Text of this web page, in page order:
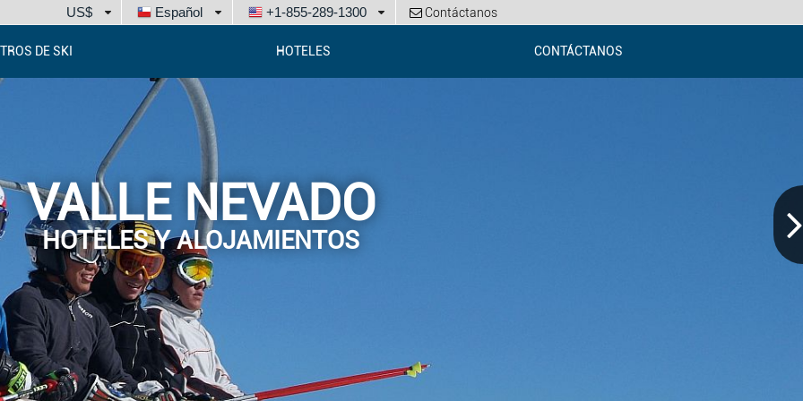
US$ Español +1-855-289-1300 Contáctanos
DE SKI HOTELES CONTÁCTANOS
VALLE NEVADO
HOTELES Y ALOJAMIENTOS